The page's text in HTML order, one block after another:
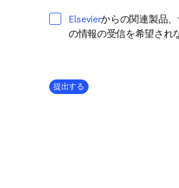
Elsevieropens in new tab/
からの関連製品
の情報の受信を希望され
Company Division
提出する